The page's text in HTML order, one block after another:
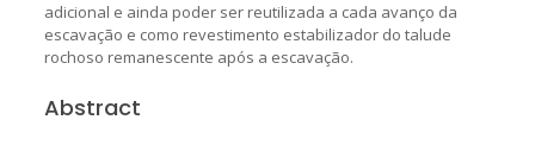
adicional e ainda poder ser reutilizada a cada avanço da
escavação e como revestimento estabilizador do talude
rochoso remanescente após a escavação.
Abstract